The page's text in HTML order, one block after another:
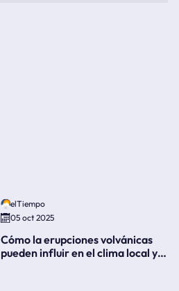
elTiempo
05 oct 2025
Cómo la erupciones volvánicas
pueden influir en el clima local y